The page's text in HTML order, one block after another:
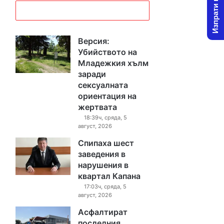
Версия:
Убийството на
Младежкия хълм
заради
сексуалната
ориентация на
жертвата
18:39ч, сряда, 5
август, 2026
Спипаха шест
заведения в
нарушения в
квартал Капана
17:03ч, сряда, 5
август, 2026
Асфалтират